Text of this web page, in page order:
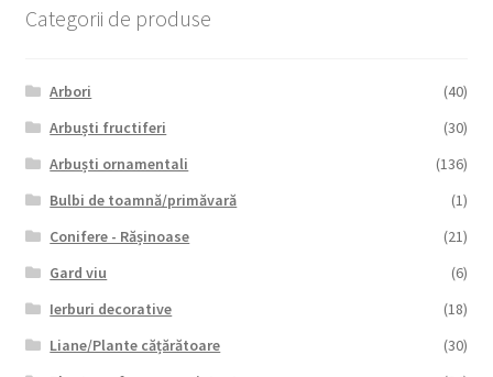
Categorii de produse
Arbori
(40)
Arbuști fructiferi
(30)
Arbuști ornamentali
(136)
Bulbi de toamnă/primăvară
(1)
Conifere - Rășinoase
(21)
Gard viu
(6)
Ierburi decorative
(18)
Liane/Plante cățărătoare
(30)